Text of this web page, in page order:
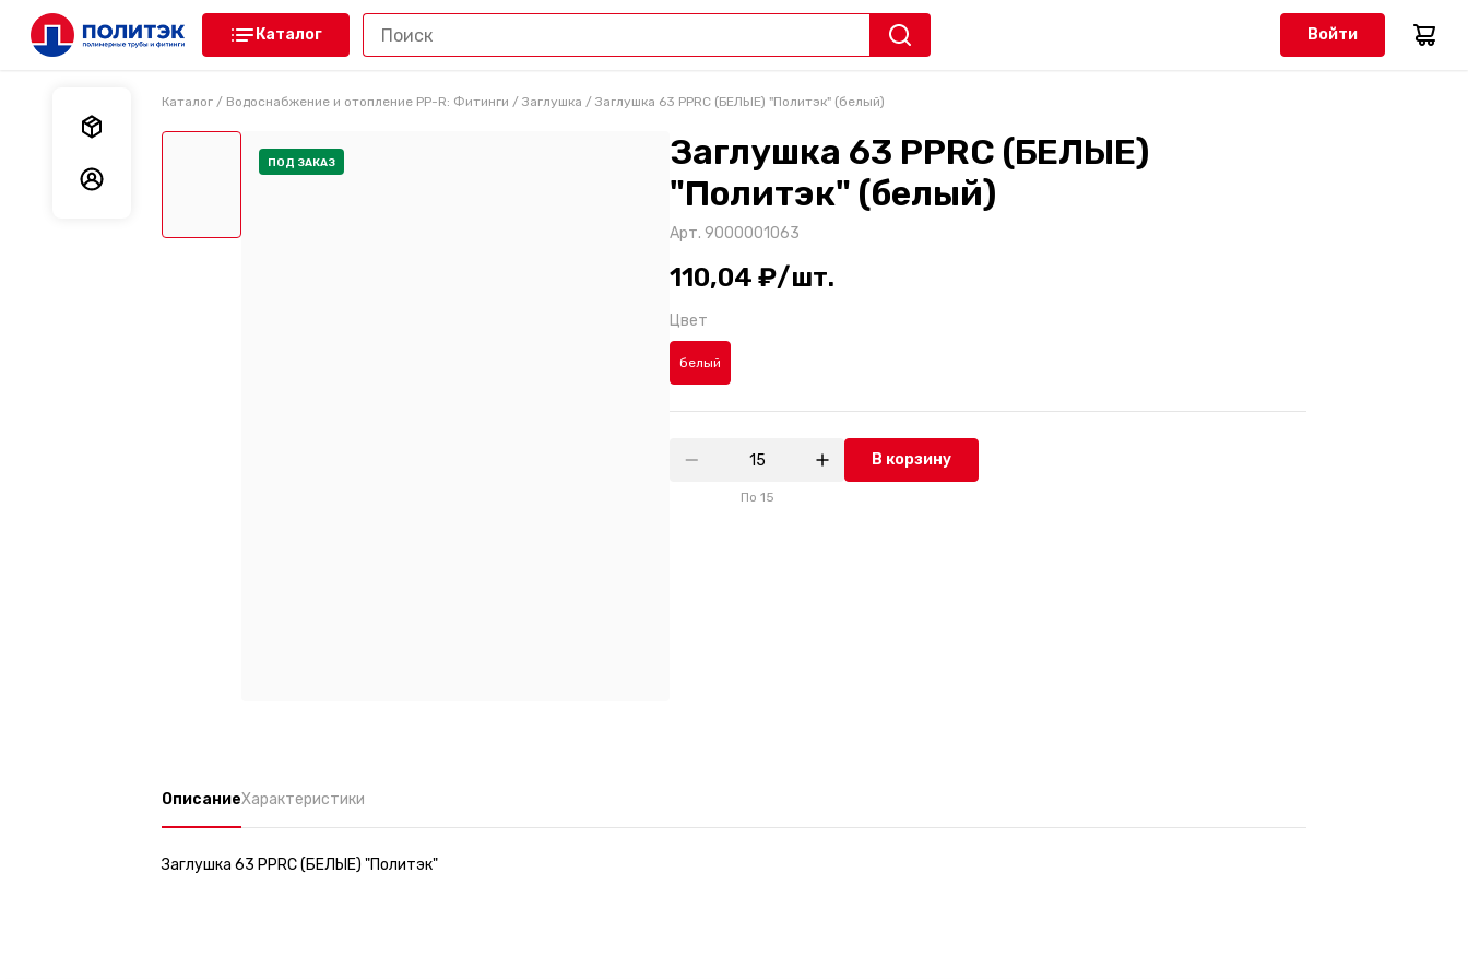
Каталог Войти
Каталог / Водоснабжение и отопление PP-R: Фитинги / Заглушка / Заглушка 63 PPRC (БЕЛЫЕ) "Политэк" (белый)
ПОД ЗАКАЗ
Заглушка 63 PPRC (БЕЛЫЕ)
"Политэк" (белый)
Арт. 9000001063
110,04 ₽/шт.
Цвет
белый
По 15
В корзину
ОписаниеХарактеристики
Заглушка 63 PPRC (БЕЛЫЕ) "Политэк"